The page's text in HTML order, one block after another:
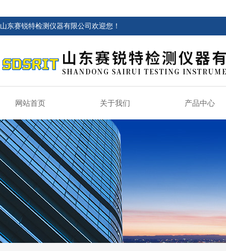
山东赛锐特检测仪器有限公司欢迎您！
网站首页 关于我们 产品中心